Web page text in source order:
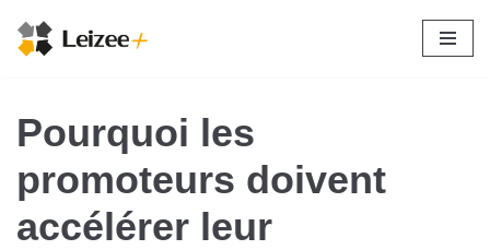
Aller
Pourquoi les
promoteurs doivent
accélérer leur